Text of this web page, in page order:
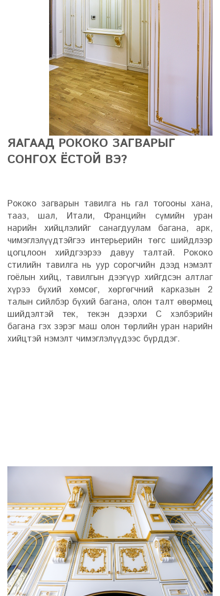
ЯАГААД РОКОКО ЗАГВАРЫГ
СОНГОХ ЁСТОЙ ВЭ?
Рококо загварын тавилга нь гал тогооны хана,
тааз, шал, Итали, Францийн сүмийн уран
нарийн хийцлэлийг санагдуулам багана, арк,
чимэглэлүүдтэйгээ интерьерийн төгс шийдлээр
цогцлоон хийдгээрээ давуу талтай. Рококо
стилийн тавилга нь уур сорогчийн дээд нэмэлт
гоёлын хийц, тавилгын дээгүүр хийгдсэн алтлаг
хүрээ бүхий хөмсөг, хөргөгчний карказын 2
талын сийлбэр бүхий багана, олон талт өвөрмөц
шийдэлтэй тек, текэн дээрхи С хэлбэрийн
багана гэх зэрэг маш олон төрлийн уран нарийн
хийцтэй нэмэлт чимэглэлүүдээс бүрддэг.